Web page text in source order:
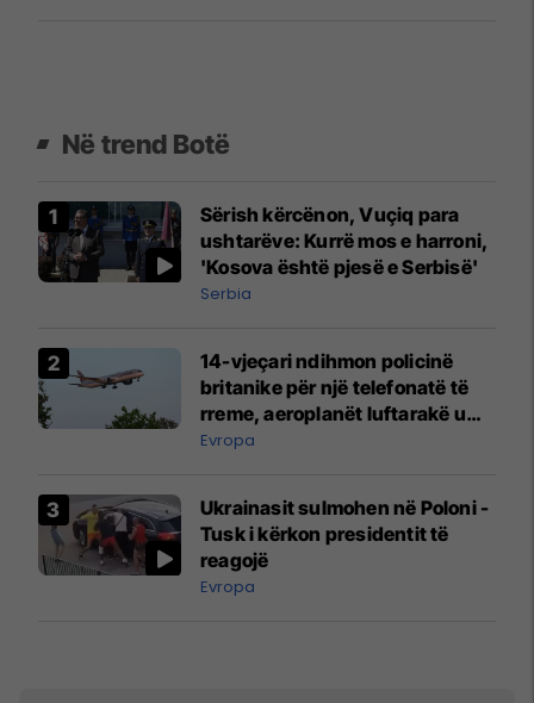
Në trend Botë
Sërish kërcënon, Vuçiq para
ushtarëve: Kurrë mos e harroni,
'Kosova është pjesë e Serbisë'
Serbia
14-vjeçari ndihmon policinë
britanike për një telefonatë të
rreme, aeroplanët luftarakë u
ngritën në ajër për të
Mançesterit
Evropa
Ukrainasit sulmohen në Poloni -
Tusk i kërkon presidentit të
reagojë
Evropa